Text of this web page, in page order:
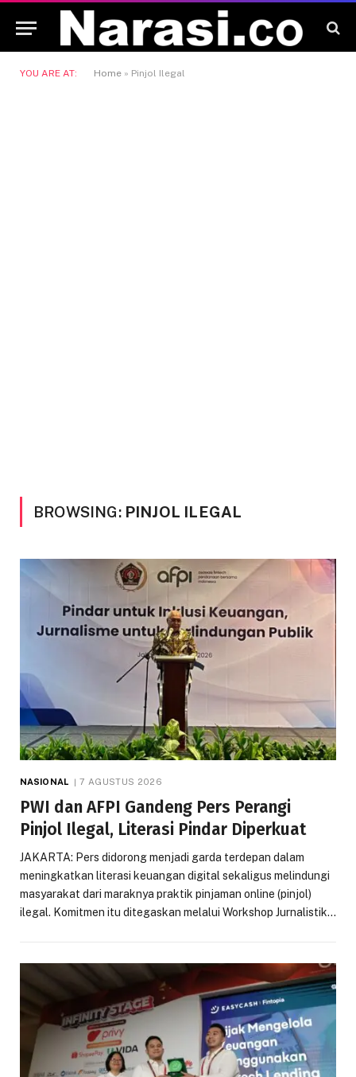
YOU ARE AT: Home » Pinjol Ilegal
BROWSING: PINJOL ILEGAL
NASIONAL 7 AGUSTUS 2026
PWI dan AFPI Gandeng Pers Perangi
Pinjol Ilegal, Literasi Pindar Diperkuat
JAKARTA: Pers didorong menjadi garda terdepan dalam
meningkatkan literasi keuangan digital sekaligus melindungi
masyarakat dari maraknya praktik pinjaman online (pinjol)
ilegal. Komitmen itu ditegaskan melalui Workshop Jurnalistik…